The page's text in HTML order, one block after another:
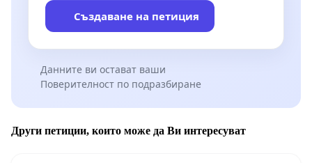
Създаване на петиция
Данните ви остават ваши
Поверителност по подразбиране
Други петиции, които може да Ви интересуват